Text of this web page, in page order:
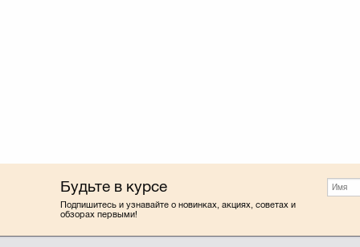
Будьте в курсе
Подпишитесь и узнавайте о новинках, акциях, советах и
обзорах первыми!